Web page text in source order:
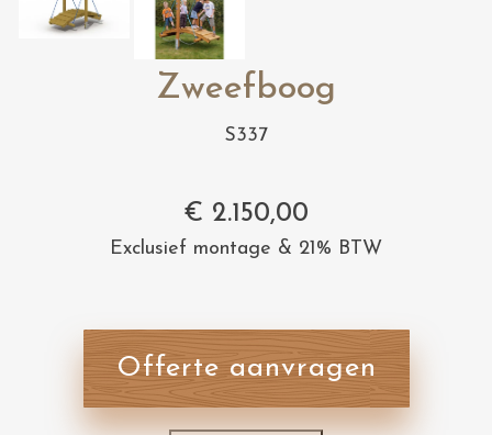
Zweefboog
S337
€ 2.150,00
Exclusief montage & 21% BTW
Offerte aanvragen